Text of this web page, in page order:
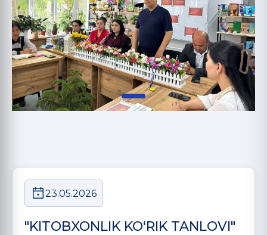
23.05.2026
"KITOBXONLIK KOʻRIK TANLOVI"